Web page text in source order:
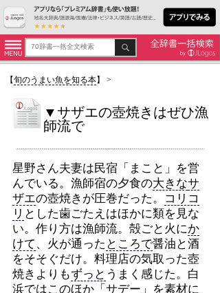
【旬のうまい魚を知る本】 >
▼サザエの壺焼きはぜひ漁
師流で
星野さん夫妻は民宿「まこと」を営
んでいる。漁師宿の夕食の大きなサ
ザエの壺焼きが圧巻だった。
コリコ
リ とした歯ごたえはほかに類を見な
い。作り方は漁師流。殻ごと火にか
けて 、火が通った ところで醤油と酒
をそそぐだけ。料理店の気取った壺
焼きよりもずっと うまく感じた。白
浜ではこのほか「サデー」を素材に